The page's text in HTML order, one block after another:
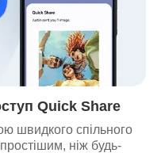
Quick Share
швидкого спільного
ніж будь-